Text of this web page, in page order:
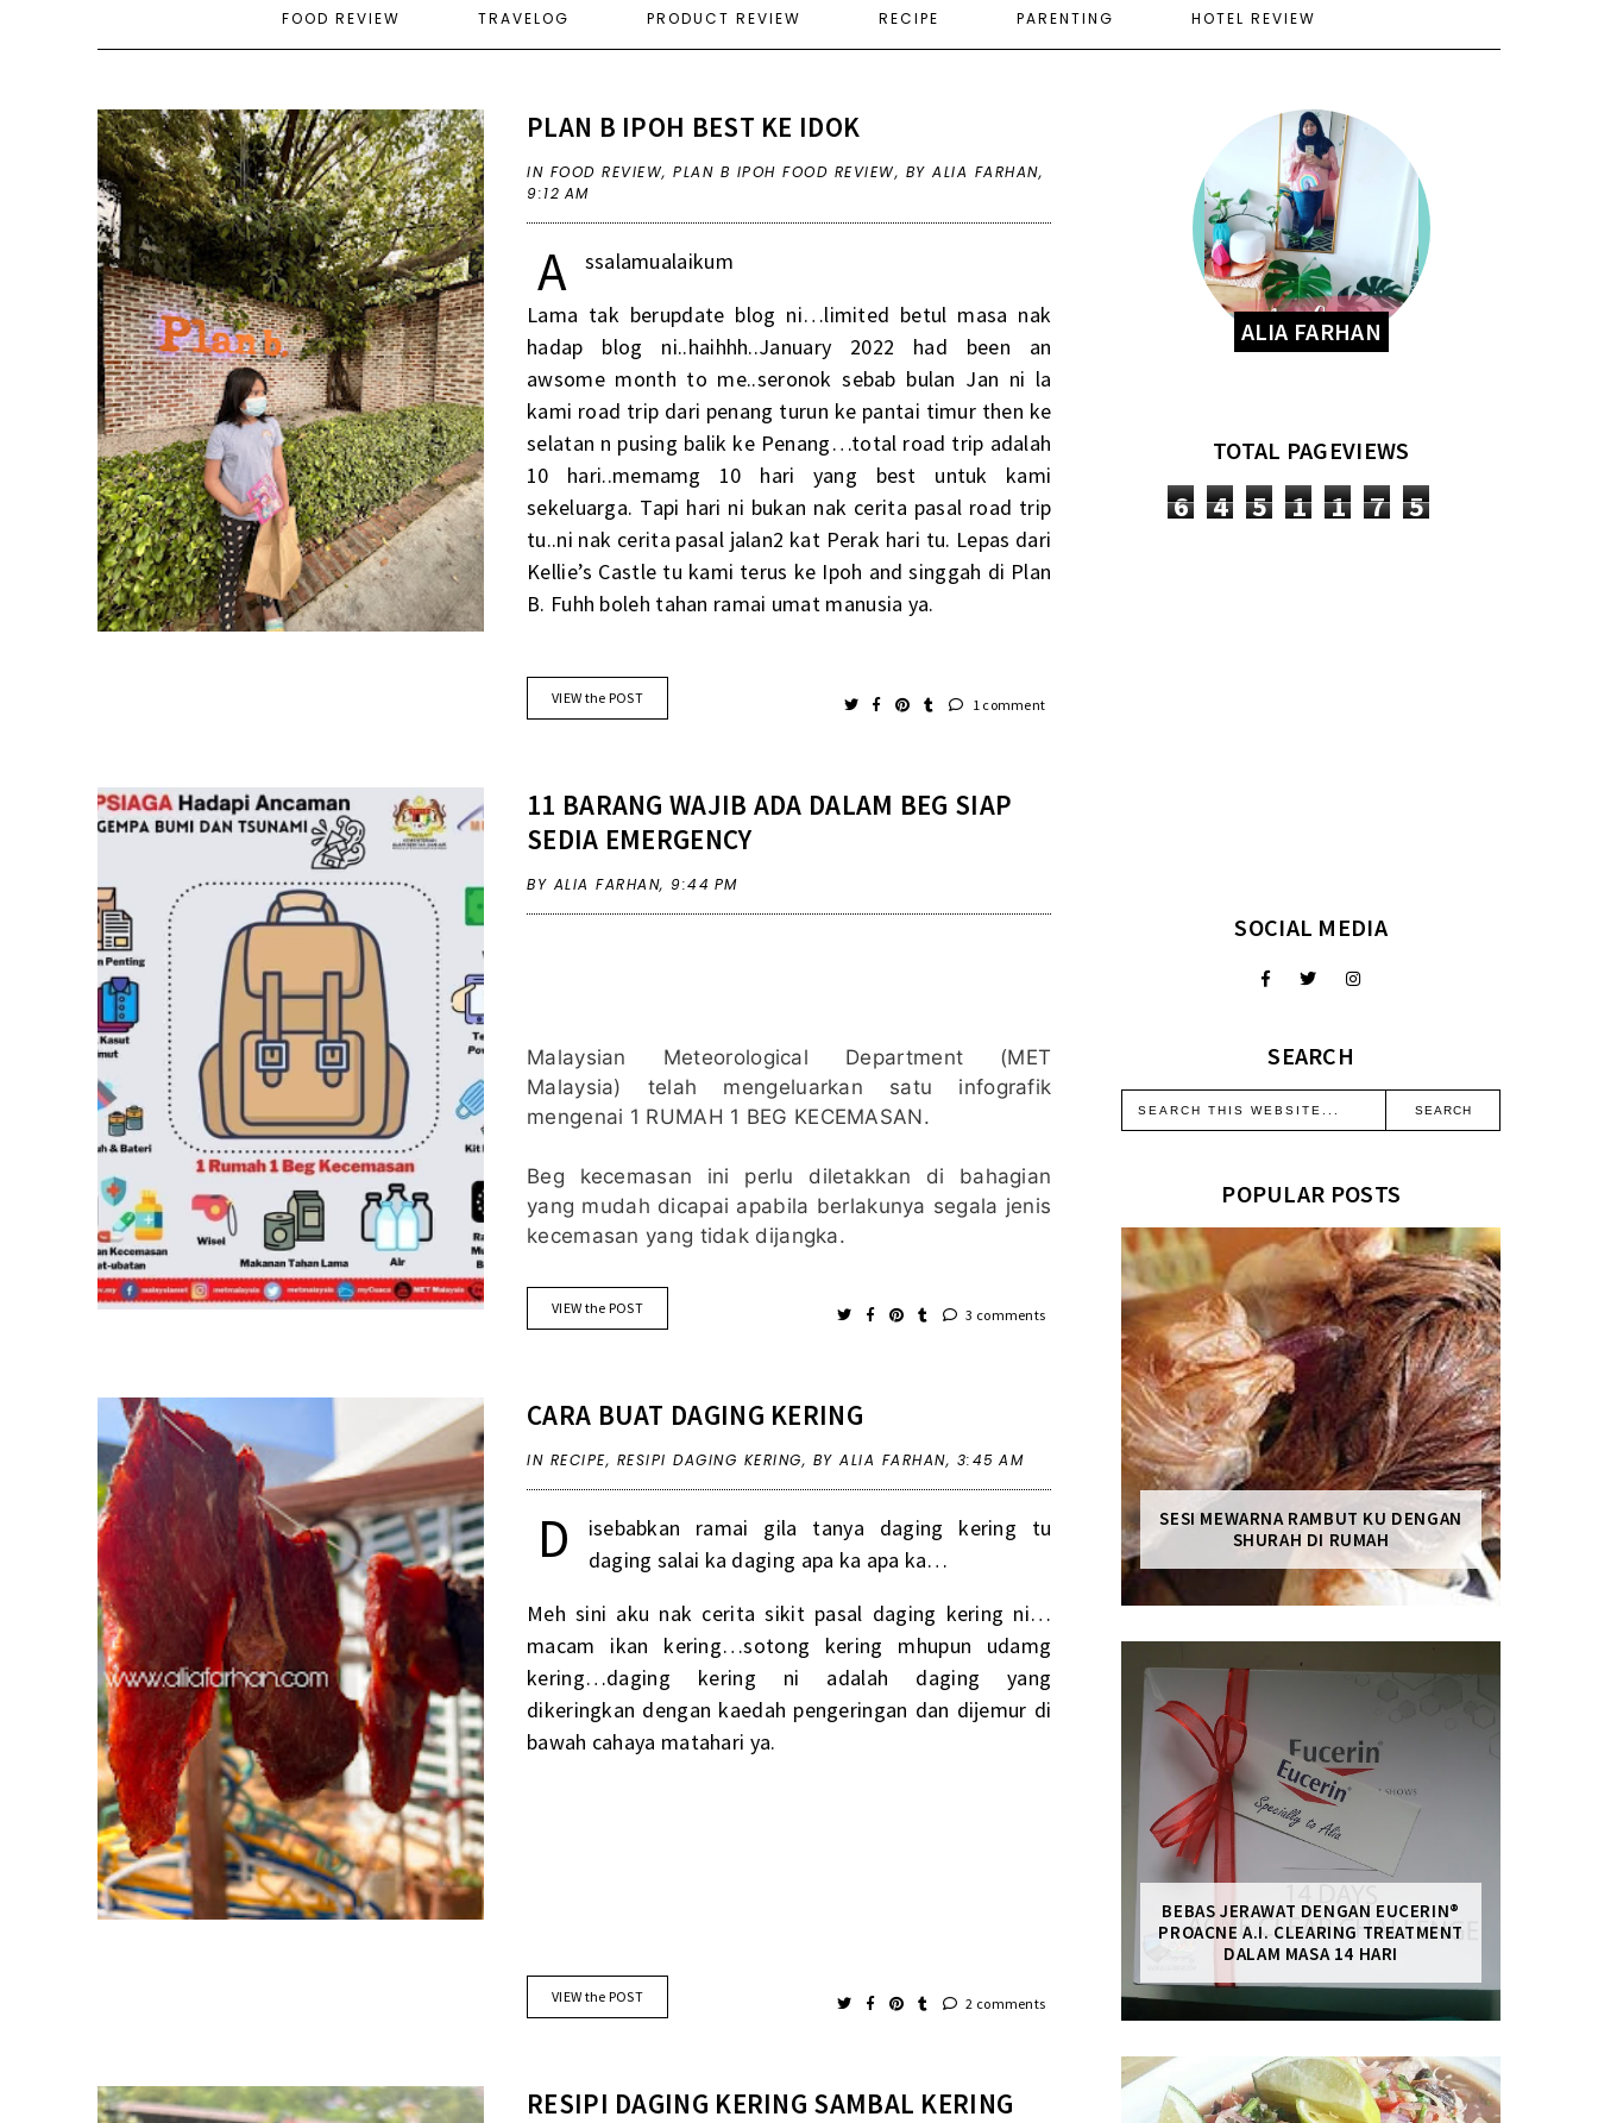
FOOD REVIEW TRAVELOG PRODUCT REVIEW RECIPE PARENTING HOTEL REVIEW
PLAN B IPOH BEST KE IDOK
IN FOOD REVIEW,PLAN B IPOH FOOD REVIEW, BY ALIA FARHAN,
9:12 AM
A
ssalamualaikum
Lama tak berupdate blog ni…limited betul masa nak
hadap blog ni..haihhh..January 2022 had been an
awsome month to me..seronok sebab bulan Jan ni la
kami road trip dari penang turun ke pantai timur then ke
selatan n pusing balik ke Penang…total road trip adalah
10 hari..memamg 10 hari yang best untuk kami
sekeluarga. Tapi hari ni bukan nak cerita pasal road trip
tu..ni nak cerita pasal jalan2 kat Perak hari tu. Lepas dari
Kellie’s Castle tu kami terus ke Ipoh and singgah di Plan
B. Fuhh boleh tahan ramai umat manusia ya.
VIEW the POST 1 comment
11 BARANG WAJIB ADA DALAM BEG SIAP
SEDIA EMERGENCY
BY ALIA FARHAN, 9:44 PM
Malaysian Meteorological Department (MET
Malaysia) telah mengeluarkan satu infografik
mengenai 1 RUMAH 1 BEG KECEMASAN.
Beg kecemasan ini perlu diletakkan di bahagian
yang mudah dicapai apabila berlakunya segala jenis
kecemasan yang tidak dijangka.
VIEW the POST 3 comments
CARA BUAT DAGING KERING
IN RECIPE, RESIPI DAGING KERING, BY ALIA FARHAN, 3:45 AM
D
isebabkan ramai gila tanya daging kering tu
daging salai ka daging apa ka apa ka…
Meh sini aku nak cerita sikit pasal daging kering ni…
macam ikan kering…sotong kering mhupun udamg
kering…daging kering ni adalah daging yang
dikeringkan dengan kaedah pengeringan dan dijemur di
bawah cahaya matahari ya.
VIEW the POST 2 comments
RESIPI DAGING KERING SAMBAL KERING
ALIA FARHAN
TOTAL PAGEVIEWS
6 4 5 1 1 7 5
SOCIAL MEDIA
SEARCH
POPULAR POSTS
SESI MEWARNA RAMBUT KU DENGAN
SHURAH DI RUMAH
BEBAS JERAWAT DENGAN EUCERIN®
PROACNE A.I. CLEARING TREATMENT
DALAM MASA 14 HARI